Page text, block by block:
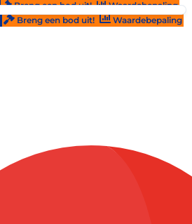
Breng een bod uit!
Waardebepaling
Breng een bod uit! Waardebepaling